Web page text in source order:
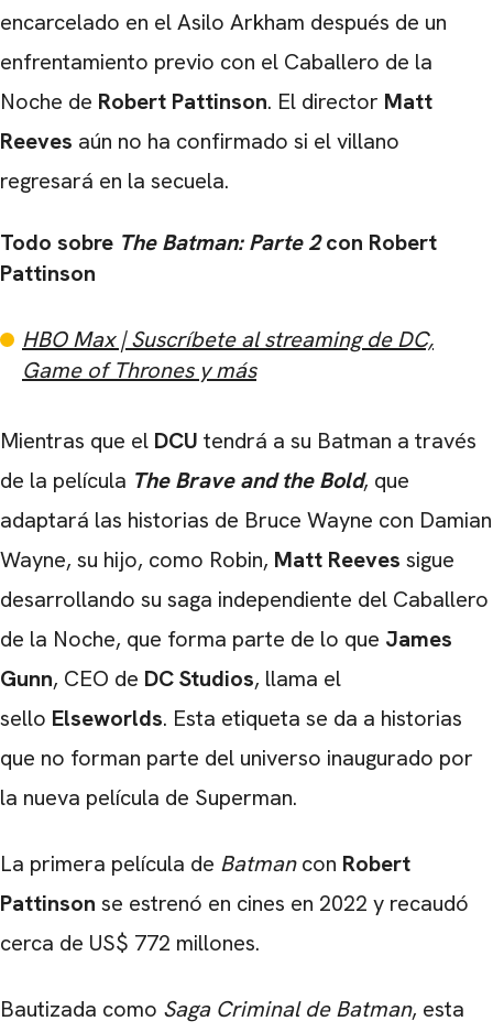
encarcelado en el Asilo Arkham después de un
enfrentamiento previo con el Caballero de la
Noche de Robert Pattinson. El director Matt
Reeves aún no ha confirmado si el villano
regresará en la secuela.
Todo sobre The Batman: Parte 2con Robert
Pattinson
HBO Max | Suscríbete al streaming de DC,
Game of Thrones y más
Mientras que el DCU tendrá a su Batman a través
de la película The Brave and the Bold, que
adaptará las historias de Bruce Wayne con Damian
Wayne, su hijo, como Robin, Matt Reeves sigue
desarrollando su saga independiente del Caballero
de la Noche, que forma parte de lo que James
Gunn, CEO de DC Studios, llama el
sello Elseworlds. Esta etiqueta se da a historias
que no forman parte del universo inaugurado por
la nueva película de Superman.
La primera película de Batmancon Robert
Pattinson se estrenó en cines en 2022 y recaudó
cerca de US$ 772 millones.
Bautizada como Saga Criminal de Batman, esta
CARREGANDO PUBLICIDADE